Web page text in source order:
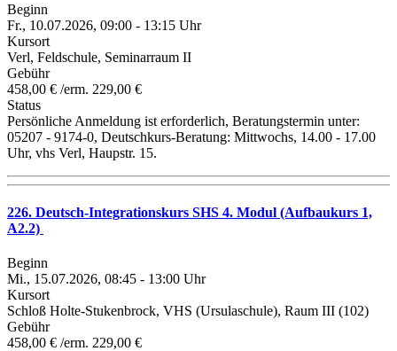
Beginn
Fr., 10.07.2026, 09:00 - 13:15 Uhr
Kursort
Verl, Feldschule, Seminarraum II
Gebühr
458,00 € /erm. 229,00 €
Status
Persönliche Anmeldung ist erforderlich, Beratungstermin unter:
05207 - 9174-0, Deutschkurs-Beratung: Mittwochs, 14.00 - 17.00
Uhr, vhs Verl, Haupstr. 15.
226. Deutsch-Integrationskurs SHS 4. Modul (Aufbaukurs 1,
A2.2)
Beginn
Mi., 15.07.2026, 08:45 - 13:00 Uhr
Kursort
Schloß Holte-Stukenbrock, VHS (Ursulaschule), Raum III (102)
Gebühr
458,00 € /erm. 229,00 €